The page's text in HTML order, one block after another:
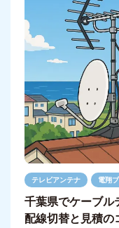
テレビアンテナ 電翔
千葉県でケーブル
配線切替と見積の